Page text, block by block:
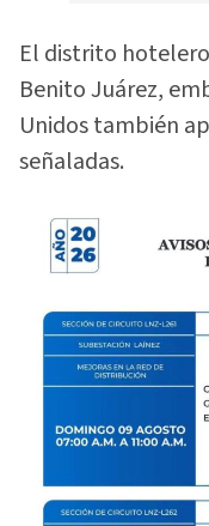
El distrito
Benito Juárez,
Unidos también
señaladas.